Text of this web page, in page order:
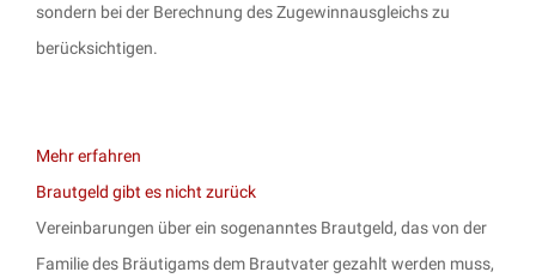
sondern bei der Berechnung des Zugewinnausgleichs zu
berücksichtigen.
Mehr erfahren
Brautgeld gibt es nicht zurück
Vereinbarungen über ein sogenanntes Brautgeld, das von der
Familie des Bräutigams dem Brautvater gezahlt werden muss,